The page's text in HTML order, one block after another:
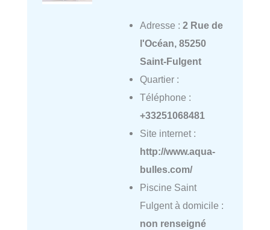
Adresse : 2 Rue de
l'Océan, 85250
Saint-Fulgent
Quartier :
Téléphone :
+33251068481
Site internet :
http://www.aqua-
bulles.com/
Piscine Saint
Fulgent à domicile :
non renseigné